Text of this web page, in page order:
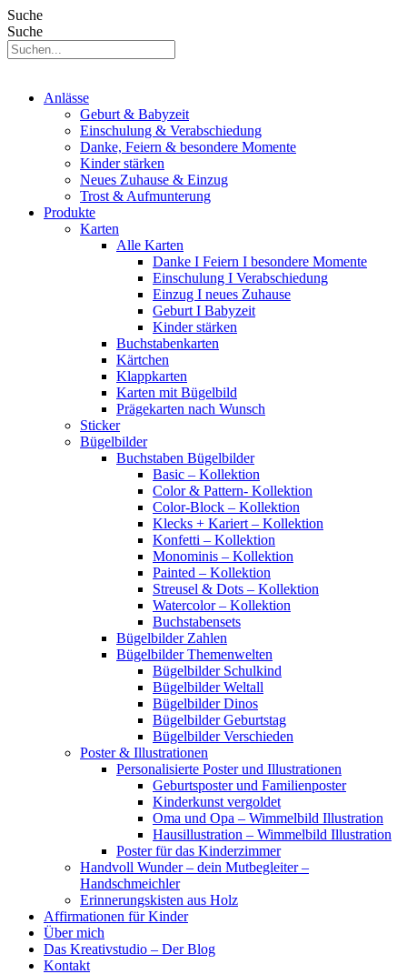
Suche
Suche
Anlässe
Geburt & Babyzeit
Einschulung & Verabschiedung
Danke, Feiern & besondere Momente
Kinder stärken
Neues Zuhause & Einzug
Trost & Aufmunterung
Produkte
Karten
Alle Karten
Danke I Feiern I besondere Momente
Einschulung I Verabschiedung
Einzug I neues Zuhause
Geburt I Babyzeit
Kinder stärken
Buchstabenkarten
Kärtchen
Klappkarten
Karten mit Bügelbild
Prägekarten nach Wunsch
Sticker
Bügelbilder
Buchstaben Bügelbilder
Basic – Kollektion
Color & Pattern- Kollektion
Color-Block – Kollektion
Klecks + Kariert – Kollektion
Konfetti – Kollektion
Monominis – Kollektion
Painted – Kollektion
Streusel & Dots – Kollektion
Watercolor – Kollektion
Buchstabensets
Bügelbilder Zahlen
Bügelbilder Themenwelten
Bügelbilder Schulkind
Bügelbilder Weltall
Bügelbilder Dinos
Bügelbilder Geburtstag
Bügelbilder Verschieden
Poster & Illustrationen
Personalisierte Poster und Illustrationen
Geburtsposter und Familienposter
Kinderkunst vergoldet
Oma und Opa – Wimmelbild Illustration
Hausillustration – Wimmelbild Illustration
Poster für das Kinderzimmer
Handvoll Wunder – dein Mutbegleiter –
Handschmeichler
Erinnerungskisten aus Holz
Affirmationen für Kinder
Über mich
Das Kreativstudio – Der Blog
Kontakt